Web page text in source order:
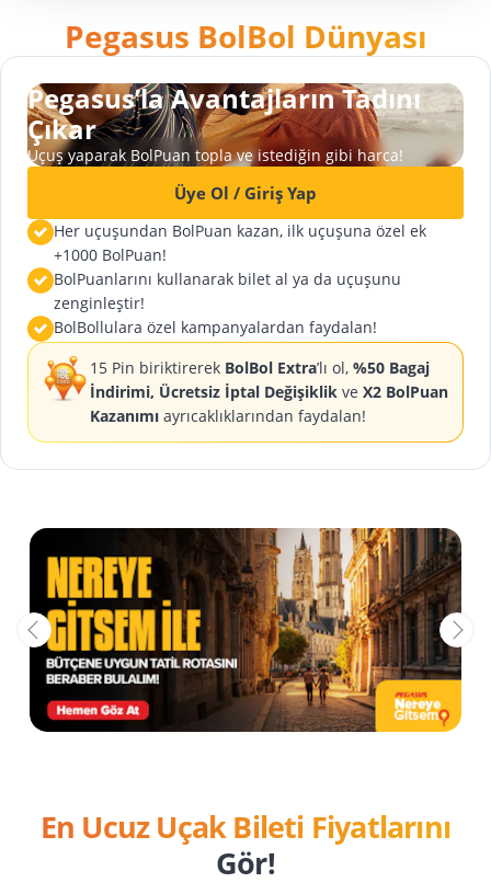
Pegasus BolBol Dünyası
Pegasus’la Avantajların Tadını
Çıkar
Uçuş yaparak BolPuan topla ve istediğin gibi harca!
Her uçuşundan BolPuan kazan, ilk uçuşuna özel ek
+1000 BolPuan!
BolPuanlarını kullanarak bilet al ya da uçuşunu
zenginleştir!
BolBollulara özel kampanyalardan faydalan!
15 Pin biriktirerek BolBol Extra’lı ol, %50 Bagaj
İndirimi, Ücretsiz İptal Değişiklik ve X2 BolPuan
Kazanımı ayrıcaklıklarından faydalan!
Üye Ol / Giriş Yap
En Ucuz Uçak Bileti Fiyatlarını
Gör!